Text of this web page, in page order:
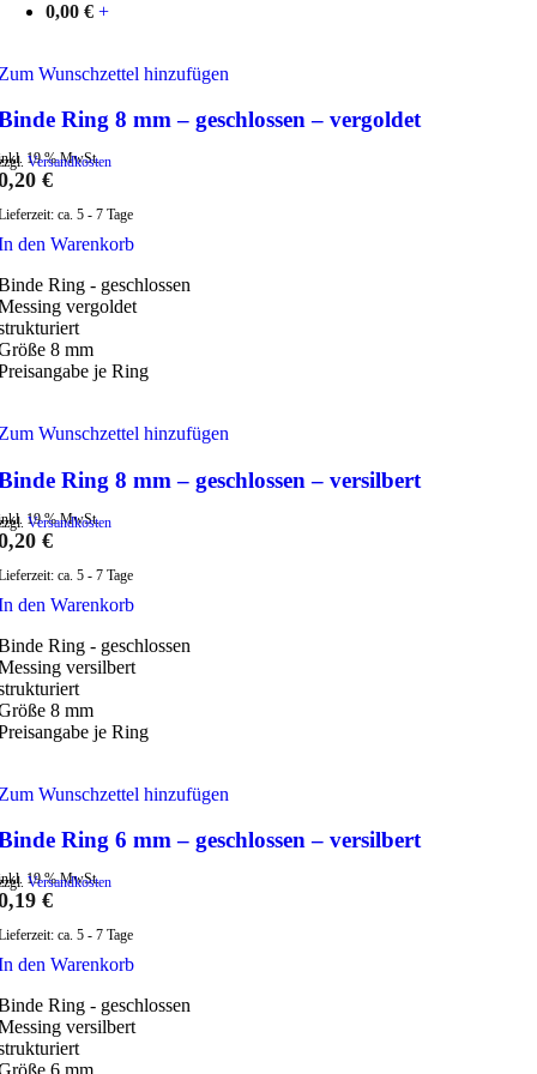
0,00 € +
Wunschzettel hinzufügen
Ring 8 mm – geschlossen – vergoldet
19 % MwSt.
Versandkosten
€
ca. 5 - 7 Tage
den Warenkorb
Ring - geschlossen
vergoldet
8 mm
je Ring
Wunschzettel hinzufügen
Ring 8 mm – geschlossen – versilbert
19 % MwSt.
Versandkosten
€
ca. 5 - 7 Tage
den Warenkorb
Ring - geschlossen
versilbert
8 mm
je Ring
Wunschzettel hinzufügen
Ring 6 mm – geschlossen – versilbert
19 % MwSt.
Versandkosten
€
ca. 5 - 7 Tage
den Warenkorb
Ring - geschlossen
versilbert